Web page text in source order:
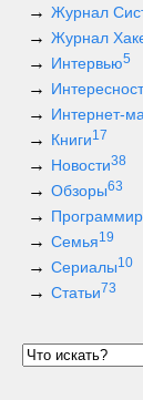
Журнал
Журнал
Интервью5
Интернет-
Книги17
Новости38
Обзоры63
Семья19
Сериалы10
Статьи 73